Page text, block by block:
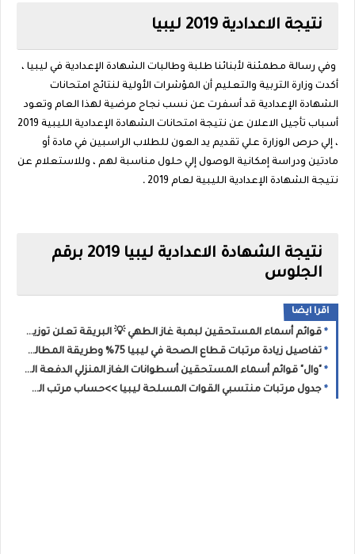
نتيجة الاعدادية 2019 ليبيا
وفي رسالة مطمئنة لأبنائنا طلبة وطالبات الشهادة الإعدادية في ليبيا ،
أكدت وزارة التربية والتعليم أن المؤشرات الأولية لنتائج امتحانات
الشهادة الإعدادية قد أسفرت عن نسب نجاح مرضية لهذا العام وتعود
أسباب تأجيل الاعلان عن نتيجة امتحانات الشهادة الإعدادية الليبية 2019
، إلي حرص الوزارة علي تقديم يد العون للطلاب الراسبين في مادة أو
مادتين ودراسة إمكانية الوصول إلي حلول مناسبة لهم ، وللاستعلام عن
نتيجة الشهادة الإعدادية الليبية لعام 2019
.
نتيجة الشهادة الاعدادية ليبيا 2019 برقم
الجلوس
اقرا ايضا
قوائم أسماء المستحقين لبمبة غاز الطهي 💡 البريقة تعلن توزيع (الدفعة الثانية) من إسطوانات الغاز بمدينة جالو للمدرجين بـ 2026
تفاصيل زيادة مرتبات قطاع الصحة في ليبيا 75% وطريقة المطالبة بالفروقات المالية المتبقية عن طريق وزارة الصحة الليبية؟
"وال" قوائم أسماء المستحقين أسطوانات الغاز المنزلي الدفعة الجديدة: الشروط ورابط طباعة الإيصال للمسجلين (2021، 2025، و2026)
جدول مرتبات منتسبي القوات المسلحة ليبيا >>حساب مرتب العسكري بعد الزيادة بناءً على الرتبة وسنوات الخدمة